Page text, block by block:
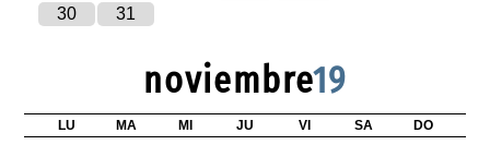
30
31
noviembre19
LU MA MI JU VI SA DO